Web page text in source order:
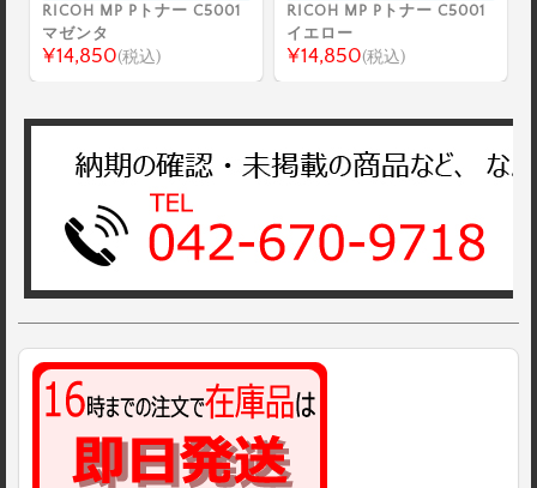
RICOH MP Pトナー C5001
マゼンタ
¥14,850(税込)
RICOH MP Pトナー C5001
イエロー
¥14,850(税込)